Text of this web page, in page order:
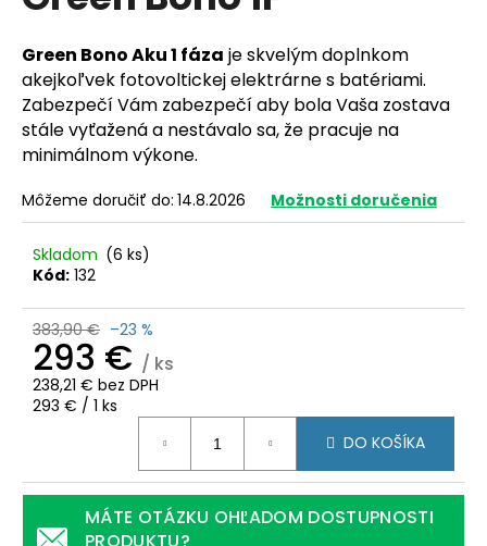
z
5
hviezdičiek.
Green Bono Aku 1 fáza je skvelým doplnkom
akejkoľvek fotovoltickej elektrárne s batériami.
Zabezpečí Vám zabezpečí aby bola Vaša zostava
stále vyťažená a nestávalo sa, že pracuje na
minimálnom výkone.
Môžeme doručiť do: 14.8.2026 Možnosti doručenia
Skladom (6 ks)
Kód: 132
383,90 € –23 %
293 € / ks
238,21 € bez DPH
Jednotková
293 € / 1 ks
DO KOŠÍKA
MÁTE OTÁZKU OHĽADOM DOSTUPNOSTI
PRODUKTU?
j
s
ť
?
O
d
p
o
č
m